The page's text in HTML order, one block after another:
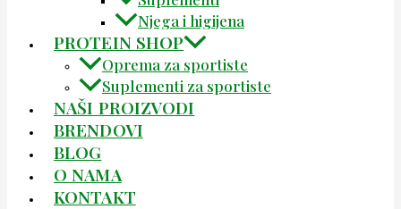
Njega i higijena
PROTEIN SHOP
Oprema za sportiste
Suplementi za sportiste
NAŠI PROIZVODI
BRENDOVI
BLOG
O NAMA
KONTAKT